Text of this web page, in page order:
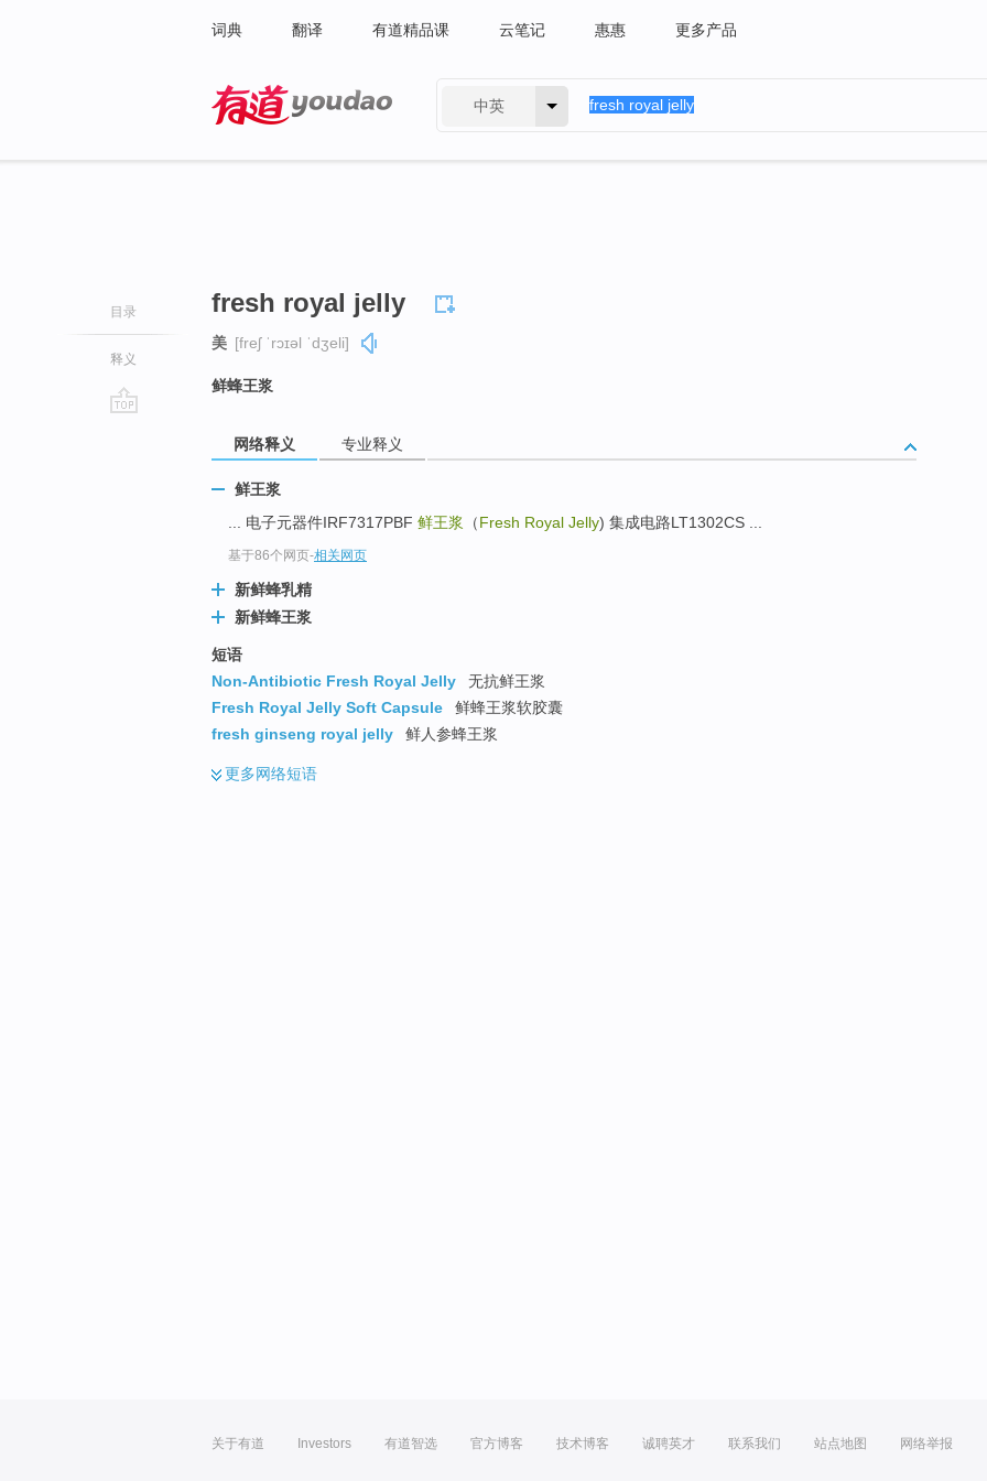
词典 翻译 有道精品课 云笔记 惠惠 更多产品
中英
目录
释义
fresh royal jelly
美 [freʃ ˈrɔɪəl ˈdʒeli]
鲜蜂王浆
网络释义 专业释义
鲜王浆
... 电子元器件IRF7317PBF 鲜王浆 （Fresh Royal Jelly) 集成电路LT1302CS ...
基于86个网页-相关网页
新鲜蜂乳精
新鲜蜂王浆
短语
Non-Antibiotic Fresh Royal Jelly
无抗鲜王浆
Fresh Royal Jelly Soft Capsule
鲜蜂王浆软胶囊
fresh ginseng royal jelly
鲜人参蜂王浆
更多网络短语
关于有道 Investors 有道智选 官方博客 技术博客 诚聘英才 联系我们 站点地图 网络举报